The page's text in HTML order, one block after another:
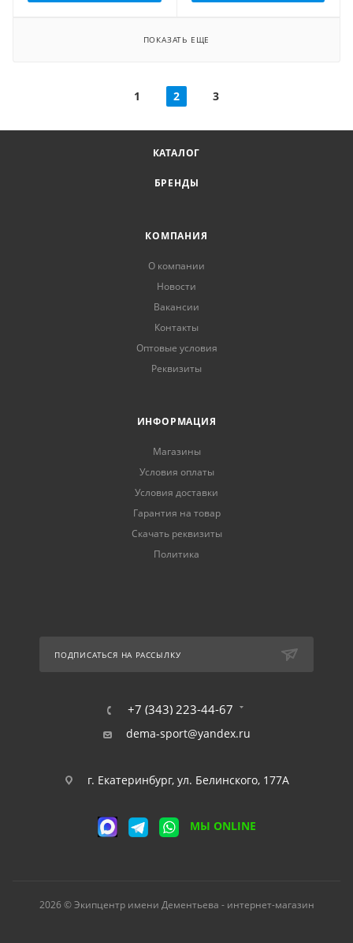
ПОКАЗАТЬ ЕЩЕ
1 2 3
КАТАЛОГ
БРЕНДЫ
КОМПАНИЯ
О компании
Новости
Вакансии
Контакты
Оптовые условия
Реквизиты
ИНФОРМАЦИЯ
Магазины
Условия оплаты
Условия доставки
Гарантия на товар
Скачать реквизиты
Политика
ПОДПИСАТЬСЯ НА РАССЫЛКУ
+7 (343) 223-44-67
dema-sport@yandex.ru
г. Екатеринбург, ул. Белинского, 177А
МЫ ONLINE
2026 © Экипцентр имени Дементьева - интернет-магазин